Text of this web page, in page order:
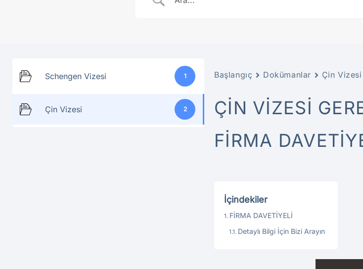
Schengen Vizesi 1
Çin Vizesi 2
Başlangıç Dokümanlar Çin Vizesi
ÇIN VIZESI
FIRMA
İçindekiler
FİRMA DAVETİYELİ
Detaylı Bilgi İçin Bizi Arayın